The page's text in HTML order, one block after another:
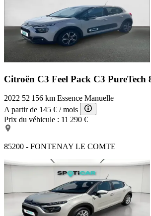
Citroën C3 Feel Pack C3 PureTech
2022 52 156 km Essence Manuelle
A partir de 145 € / mois
Prix du véhicule : 11 290 €
85200 - FONTENAY LE COMTE